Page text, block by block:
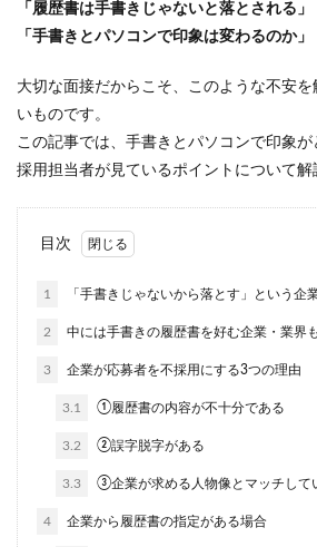
「履歴書は手書きじゃないと落とされる」
「手書きとパソコンで印象は変わるのか」
大切な面接だからこそ、このような不安
いものです。
この記事では、手書きとパソコンで印象
採用担当者が見ているポイントについて解
目次
1 「手書きじゃないから落とす」という企
2 中には手書きの履歴書を好む企業・業界も
3 企業が応募者を不採用にする3つの理由
3.1 ①履歴書の内容が不十分である
3.2 ②誤字脱字がある
3.3 ③企業が求める人物像とマッチして
4 企業から履歴書の指定がある場合